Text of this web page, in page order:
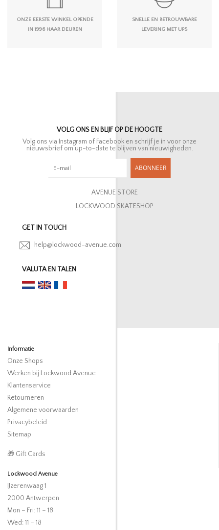
ONZE EERSTE WINKEL OPENDE
IN 1996 HAAR DEUREN
SNELLE EN BETROUWBARE
LEVERING MET UPS
VOLG ONS EN BLIJF OP DE HOOGTE
Volg ons via Instagram of Facebook en schrijf je in voor onze
nieuwsbrief om up-to-date te blijven van nieuwigheden.
ABONNEER
AVENUE STORE
LOCKWOOD SKATESHOP
GET IN TOUCH
help@lockwood-avenue.com
VALUTA EN TALEN
Informatie
Onze Shops
Werken bij Lockwood Avenue
Klantenservice
Retourneren
Algemene voorwaarden
Privacybeleid
Sitemap
🎁 Gift Cards
Lockwood Avenue
IJzerenwaag 1
2000 Antwerpen
Mon – Fri: 11 – 18
Wed: 11 – 18